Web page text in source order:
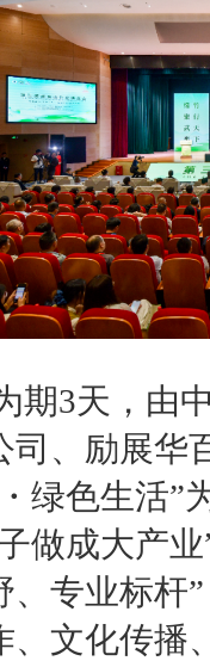
期3天，由
司、励展华
绿色生活”
做成大产
、专业标杆
、文化传播